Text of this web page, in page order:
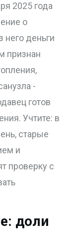
2025 года
о
него деньги
признан
-
готов
Учтите: в
старые
и
проверку с
доли